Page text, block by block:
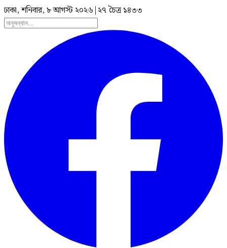
ঢাকা, শনিবার, ৮ আগস্ট ২০২৬ | ২৭ চৈত্র ১৪৩৩